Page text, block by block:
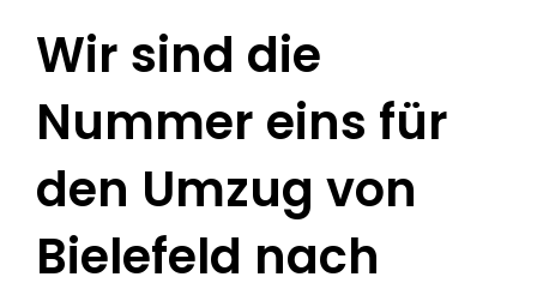
Wir sind die
Nummer eins für
den Umzug von
Bielefeld nach